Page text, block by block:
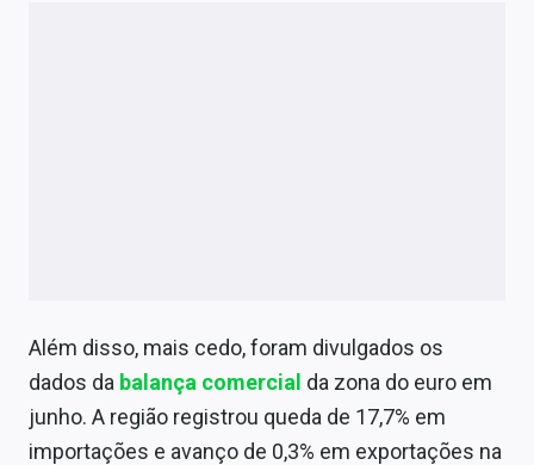
Além disso, mais cedo, foram divulgados os
dados da balança comercial da zona do euro em
junho. A região registrou queda de 17,7% em
importações e avanço de 0,3% em exportações na